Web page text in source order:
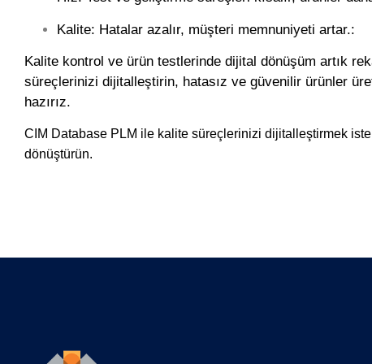
Kalite: Hatalar azalır, müşteri memnuniyeti artar.:
Kalite kontrol ve ürün testlerinde dijital dönüşüm artık
süreçlerinizi dijitalleştirin, hatasız ve güvenilir ürünler
hazırız.
CIM Database PLM ile kalite süreçlerinizi dijitalleştirmek
dönüştürün.